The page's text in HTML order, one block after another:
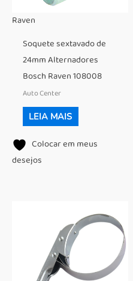
Raven
Soquete sextavado de
24mm Alternadores
Bosch Raven 108008
Auto Center
LEIA MAIS
Colocar em meus
desejos